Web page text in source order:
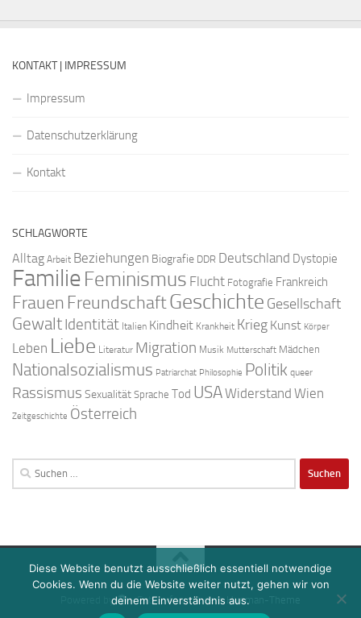
KONTAKT | IMPRESSUM
Impressum
Datenschutzerklärung
Kontakt
SCHLAGWORTE
Alltag Arbeit Beziehungen Biografie DDR Deutschland Dystopie
FamilieFeminismus Flucht Fotografie Frankreich
Frauen FreundschaftGeschichte Gesellschaft
GewaltIdentität Italien Kindheit Krankheit Krieg Kunst Körper
Leben Liebe Literatur Migration Musik Mutterschaft Mädchen
Nationalsozialismus Patriarchat Philosophie Politik queer
Rassismus SexualitätSprache Tod USAWiderstand Wien
Zeitgeschichte Österreich
Suchen
nach:
Powered by - Entworfen mit dem Hueman-Theme
Diese Website benutzt ausschließlich essentiell notwendige
Cookies. Wenn du die Website weiter nutzt, gehen wir von
deinem Einverständnis aus.